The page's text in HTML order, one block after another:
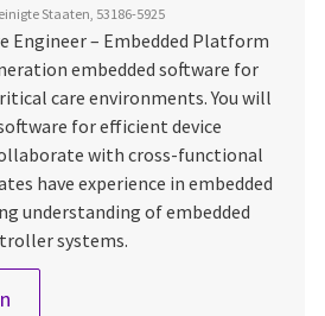
Staaten, 53186-5925
Engineer – Embedded Platform
embedded software for
care environments. You will
for efficient device
with cross-functional
have experience in embedded
understanding of embedded
systems.
Software Engineer – Embedded